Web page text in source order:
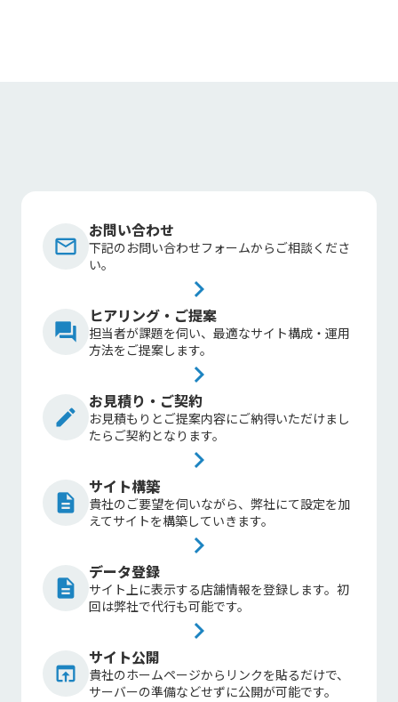
mail_outline
お問い合わせ
下記のお問い合わせフォームからご相談くださ
い。
keyboard_arrow_right
question_answer
ヒアリング・ご提案
担当者が課題を伺い、最適なサイト構成・運用
方法をご提案します。
keyboard_arrow_right
mode_edit
お見積り・ご契約
お見積もりとご提案内容にご納得いただけまし
たらご契約となります。
keyboard_arrow_right
description
サイト構築
貴社のご要望を伺いながら、弊社にて設定を加
えてサイトを構築していきます。
keyboard_arrow_right
description
データ登録
サイト上に表示する店舗情報を登録します。初
回は弊社で代行も可能です。
keyboard_arrow_right
open_in_browser
サイト公開
貴社のホームページからリンクを貼るだけで、
サーバーの準備などせずに公開が可能です。